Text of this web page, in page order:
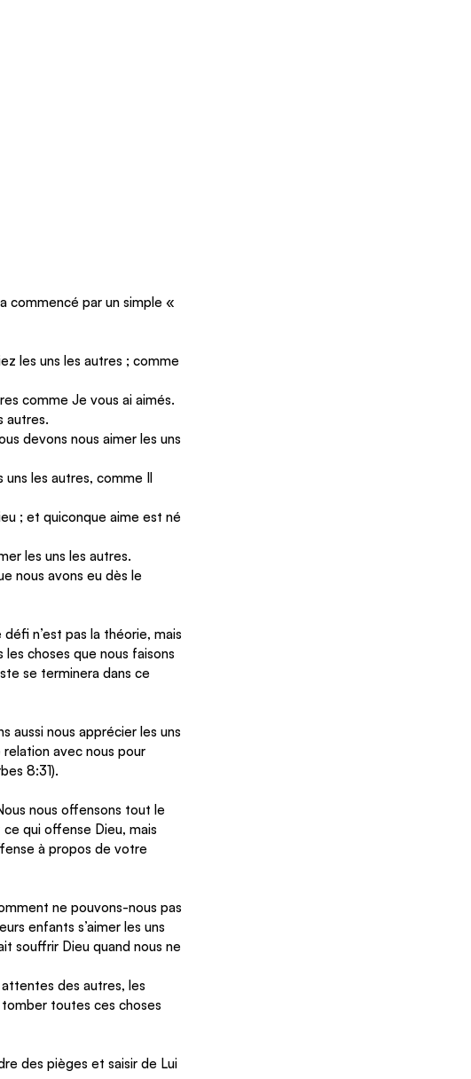
commencé par un simple «
les uns les autres ; comme
comme Je vous ai aimés.
autres.
devons nous aimer les uns
uns les autres, comme Il
; et quiconque aime est né
les uns les autres.
nous avons eu dès le
défi n’est pas la théorie, mais
choses que nous faisons
se terminera dans ce
aussi nous apprécier les uns
relation avec nous pour
8:31).
nous offensons tout le
qui offense Dieu, mais
à propos de votre
ne pouvons-nous pas
enfants s’aimer les uns
souffrir Dieu quand nous ne
attentes des autres, les
toutes ces choses
des pièges et saisir de Lui